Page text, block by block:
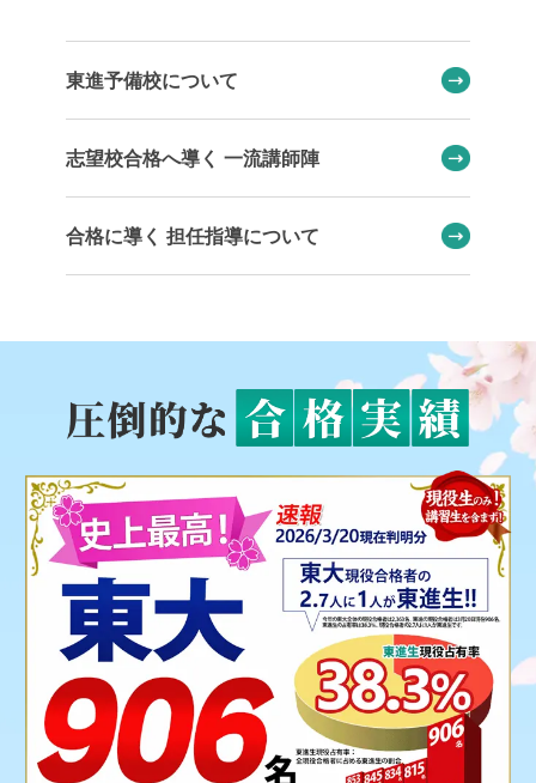
東進予備校について
志望校合格へ導く 一流講師陣
合格に導く 担任指導について